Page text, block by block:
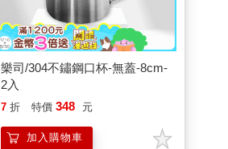
樂司/304不鏽鋼口杯-無蓋-8cm-
2入
7 折 特價 348 元
加入購物車